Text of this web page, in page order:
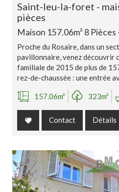
saint-leu-la-foret - maison récente 8
pièces
Maison 157.06m² 8
Proche du Rosaire, dans un
pavillonnaire, venez découvrir
familiale de 2015 de plus de
rez-de-chaussée : une entrée
157.06m² 323m²
Contact Détails